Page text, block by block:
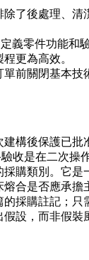
了後處理、
義零件功能和
更為高效。
前關閉基本
構後保護已
驗收是在二次操
購類別。它
熔合是否應承擔
採購註記；
設，而非假裝